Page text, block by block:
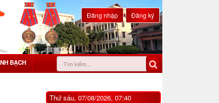
Đăng nhập Đăng ký
BẠCH
Thứ sáu, 07/08/2026, 07:40